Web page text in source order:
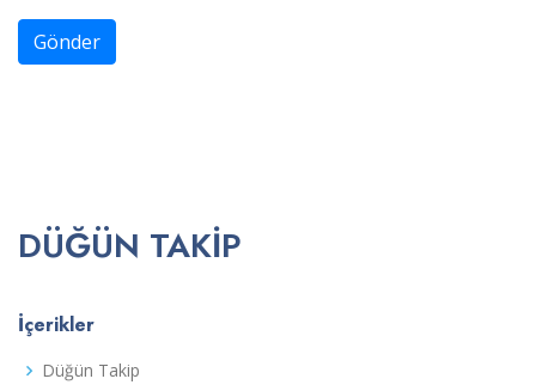
Gönder
DÜĞÜN TAKIP
İçerikler
Düğün Takip